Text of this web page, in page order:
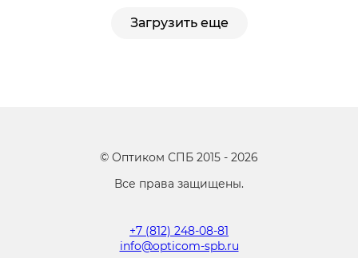
Загрузить еще
© Оптиком СПБ 2015 - 2026
Все права защищены.
+7 (812) 248-08-81
info@opticom-spb.ru